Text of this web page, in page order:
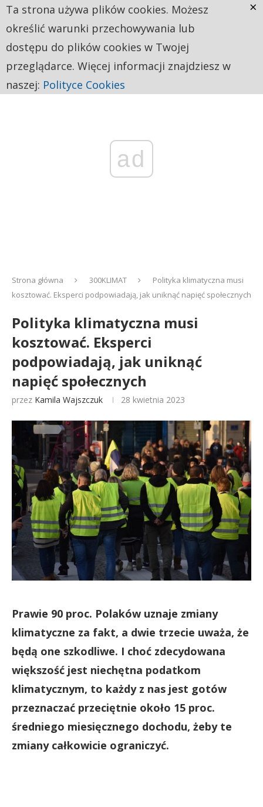
ad
Strona główna 300KLIMAT
Polityka klimatyczna musi
kosztować. Eksperci podpowiadają, jak uniknąć napięć społecznych
Polityka klimatyczna musi
kosztować. Eksperci
podpowiadają, jak uniknąć
napięć społecznych
przez Kamila Wajszczuk 28 kwietnia 2023
Prawie 90 proc. Polaków uznaje zmiany
klimatyczne za fakt, a dwie trzecie uważa, że
będą one szkodliwe. I choć zdecydowana
większość jest niechętna podatkom
klimatycznym, to każdy z nas jest gotów
przeznaczać przeciętnie około 15 proc.
średniego miesięcznego dochodu, żeby te
zmiany całkowicie ograniczyć.
Ta strona używa plików cookies. Możesz
określić warunki przechowywania lub
dostępu do plików cookies w Twojej
przeglądarce. Więcej informacji znajdziesz w
naszej: Polityce Cookies
×